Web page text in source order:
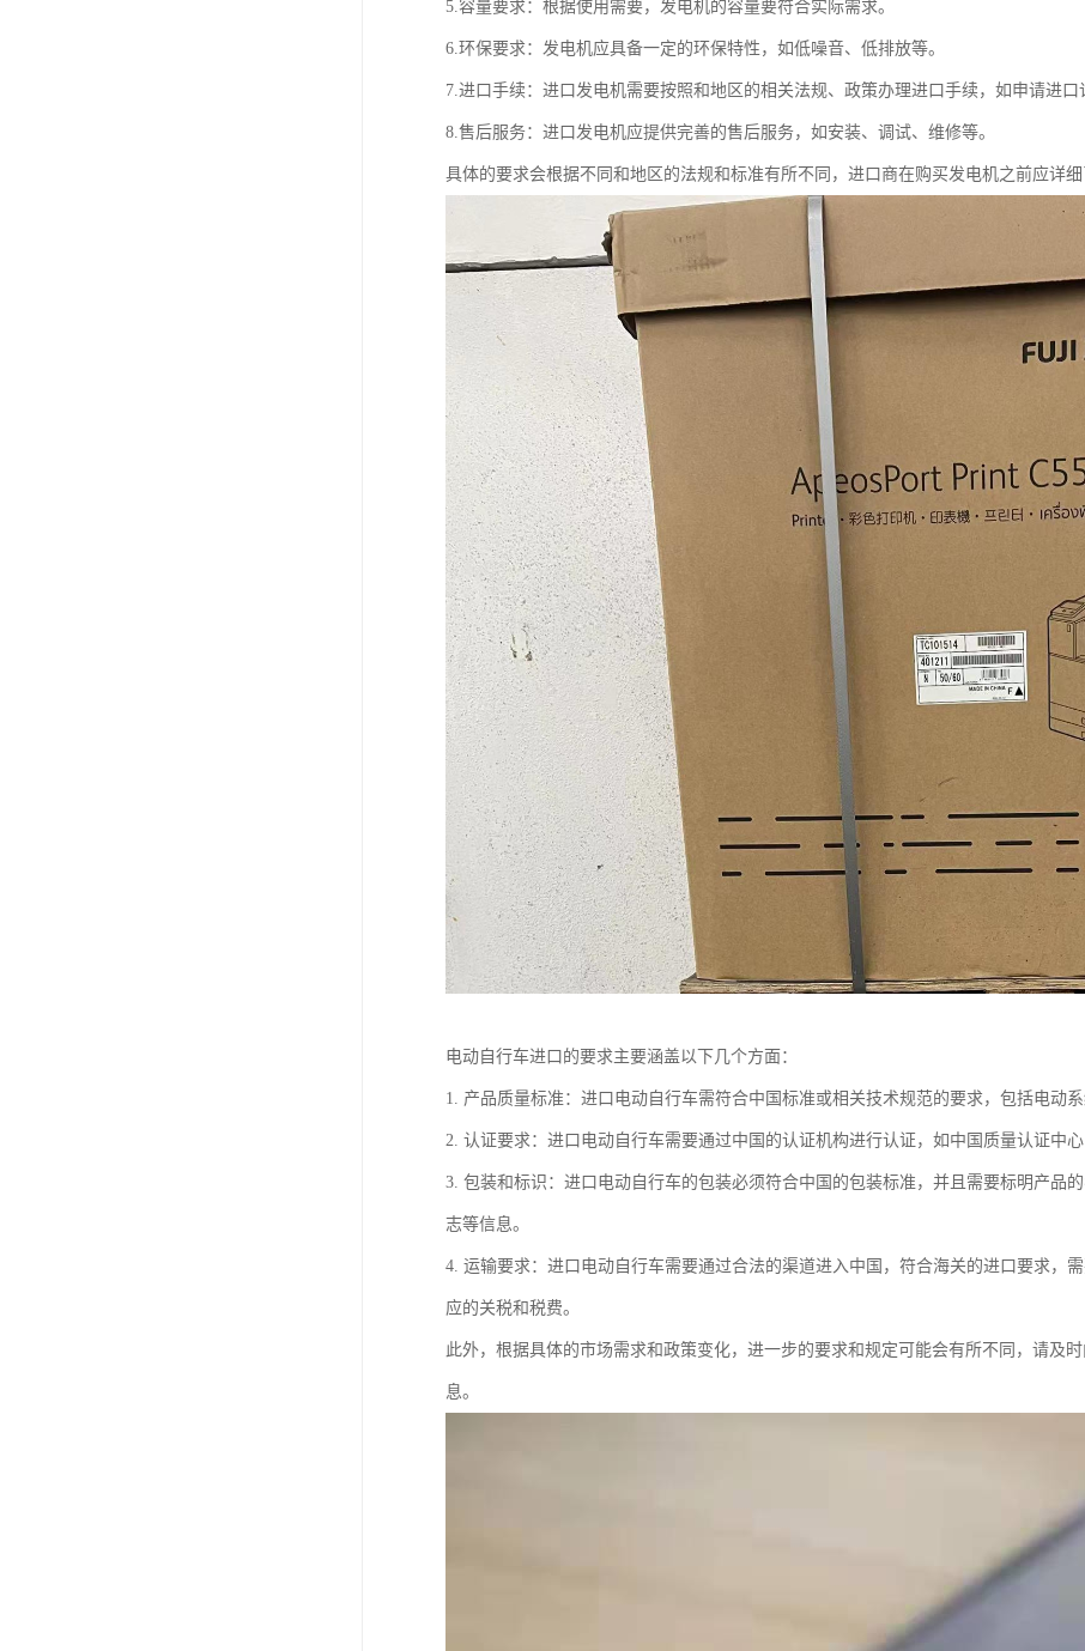
5.容量要求：根据使用需要，发电机的容量要符合实际需求。
6.环保要求：发电机应具备一定的环保特性，如低噪音、低排放等。
7.进口手续：进口发电机需要按照和地区的相关法规、政策办理进口手续，如申请进口
8.售后服务：进口发电机应提供完善的售后服务，如安装、调试、维修等。
具体的要求会根据不同和地区的法规和标准有所不同，进口商在购买发电机之前应详细
电动自行车进口的要求主要涵盖以下几个方面：
1. 产品质量标准：进口电动自行车需符合中国标准或相关技术规范的要求，包括电动
2. 认证要求：进口电动自行车需要通过中国的认证机构进行认证，如中国质量认证中
3. 包装和标识：进口电动自行车的包装必须符合中国的包装标准，并且需要标明产品
志等信息。
4. 运输要求：进口电动自行车需要通过合法的渠道进入中国，符合海关的进口要求，
应的关税和税费。
此外，根据具体的市场需求和政策变化，进一步的要求和规定可能会有所不同，请及
息。